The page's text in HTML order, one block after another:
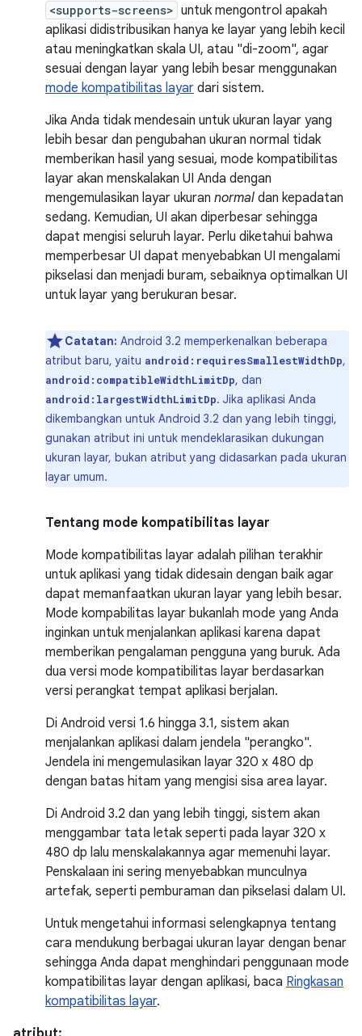
<supports-screens> untuk mengontrol apakah
aplikasi didistribusikan hanya ke layar yang lebih kecil
atau meningkatkan skala UI, atau "di-zoom", agar
sesuai dengan layar yang lebih besar menggunakan
mode kompatibilitas layar dari sistem.
Jika Anda tidak mendesain untuk ukuran layar yang
lebih besar dan pengubahan ukuran normal tidak
memberikan hasil yang sesuai, mode kompatibilitas
layar akan menskalakan UI Anda dengan
mengemulasikan layar ukuran normal dan kepadatan
sedang. Kemudian, UI akan diperbesar sehingga
dapat mengisi seluruh layar. Perlu diketahui bahwa
memperbesar UI dapat menyebabkan UI mengalami
pikselasi dan menjadi buram, sebaiknya optimalkan UI
untuk layar yang berukuran besar.
Catatan: Android 3.2 memperkenalkan beberapa
atribut baru, yaitu android:requiresSmallestWidthDp,
android:compatibleWidthLimitDp, dan
android:largestWidthLimitDp. Jika aplikasi Anda
dikembangkan untuk Android 3.2 dan yang lebih tinggi,
gunakan atribut ini untuk mendeklarasikan dukungan
ukuran layar, bukan atribut yang didasarkan pada ukuran
layar umum.
Tentang mode kompatibilitas layar
Mode kompatibilitas layar adalah pilihan terakhir
untuk aplikasi yang tidak didesain dengan baik agar
dapat memanfaatkan ukuran layar yang lebih besar.
Mode kompabilitas layar bukanlah mode yang Anda
inginkan untuk menjalankan aplikasi karena dapat
memberikan pengalaman pengguna yang buruk. Ada
dua versi mode kompatibilitas layar berdasarkan
versi perangkat tempat aplikasi berjalan.
Di Android versi 1.6 hingga 3.1, sistem akan
menjalankan aplikasi dalam jendela "perangko".
Jendela ini mengemulasikan layar 320 x 480 dp
dengan batas hitam yang mengisi sisa area layar.
Di Android 3.2 dan yang lebih tinggi, sistem akan
menggambar tata letak seperti pada layar 320 x
480 dp lalu menskalakannya agar memenuhi layar.
Penskalaan ini sering menyebabkan munculnya
artefak, seperti pemburaman dan pikselasi dalam UI.
Untuk mengetahui informasi selengkapnya tentang
cara mendukung berbagai ukuran layar dengan benar
sehingga Anda dapat menghindari penggunaan mode
kompatibilitas layar dengan aplikasi, baca Ringkasan
kompatibilitas layar.